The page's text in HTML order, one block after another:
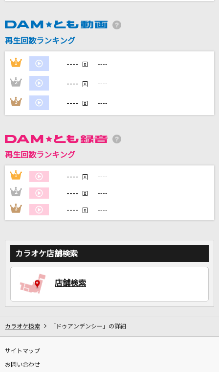
ORANGE RANGE
ジャンキーナイトタウンオーケストラ
すりぃ
残酷な天使のテーゼ
高橋洋子
欅坂46
忘れてください
ヨルシカ
カラオケをもっと楽しもう！
再生回数ランキング
1 ---- 回 ----
2 ---- 回 ----
3 ---- 回 ----
再生回数ランキング
1 ---- 回 ----
2 ---- 回 ----
3 ---- 回 ----
カラオケ店舗検索
店舗検索
カラオケ検索 「ドゥアンデンシー」の詳細
サイトマップ
お問い合わせ